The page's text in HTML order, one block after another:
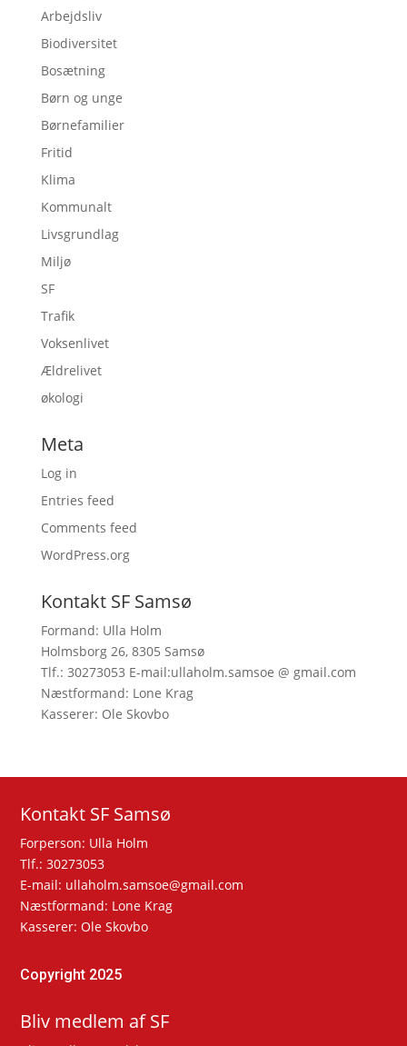
Arbejdsliv
Biodiversitet
Bosætning
Børn og unge
Børnefamilier
Fritid
Klima
Kommunalt
Livsgrundlag
Miljø
SF
Trafik
Voksenlivet
Ældrelivet
økologi
Meta
Log in
Entries feed
Comments feed
WordPress.org
Kontakt SF Samsø
Formand: Ulla Holm
Holmsborg 26, 8305 Samsø
Tlf.: 30273053 E-mail:ullaholm.samsoe @ gmail.com
Næstformand: Lone Krag
Kasserer: Ole Skovbo
Kontakt SF Samsø
Forperson: Ulla Holm
Tlf.: 30273053
E-mail: ullaholm.samsoe@gmail.com
Næstformand: Lone Krag
Kasserer: Ole Skovbo
Copyright 2025
Bliv medlem af SF